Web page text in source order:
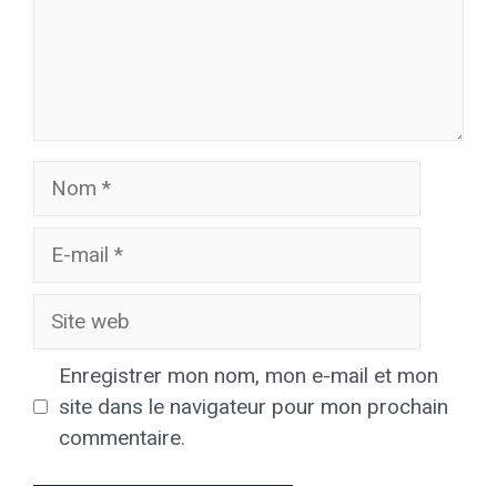
Nom
Site
Enregistrer mon nom, mon e-mail et mon
site dans le navigateur pour mon prochain
commentaire.